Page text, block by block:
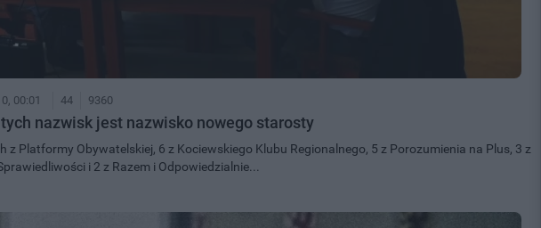
00:01 44 9360
nazwisk jest nazwisko nowego starosty
z Platformy Obywatelskiej, 6 z Kociewskiego Klubu Regionalnego, 5 z Porozumienia na Plus, 3 z
i 2 z Razem i Odpowiedzialnie...